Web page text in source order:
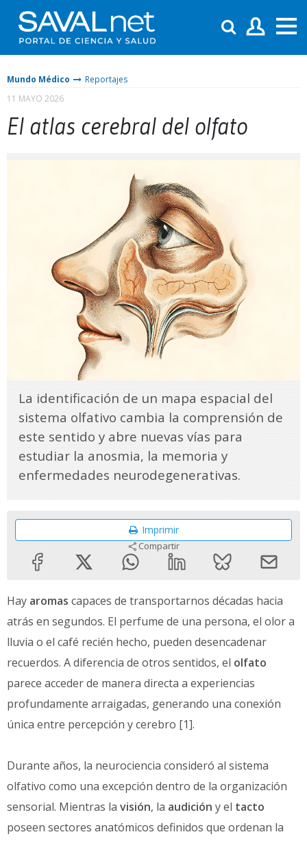
Mundo Médico
Reportajes
11 MAYO 2026
El atlas cerebral del olfato
La identificación de un mapa espacial del
sistema olfativo cambia la comprensión de
este sentido y abre nuevas vías para
estudiar la anosmia, la memoria y
enfermedades neurodegenerativas.
Imprimir
Compartir
Hay aromas capaces de transportarnos décadas hacia
atrás en segundos. El perfume de una persona, el olor a
lluvia o el café recién hecho, pueden desencadenar
recuerdos. A diferencia de otros sentidos, el olfato
parece acceder de manera directa a experiencias
profundamente arraigadas, generando una conexión
única entre percepción y cerebro [1].
Durante años, la neurociencia consideró al sistema
olfativo como una excepción dentro de la organización
sensorial. Mientras la visión, la audición y el tacto
poseen sectores anatómicos definidos que ordenan la